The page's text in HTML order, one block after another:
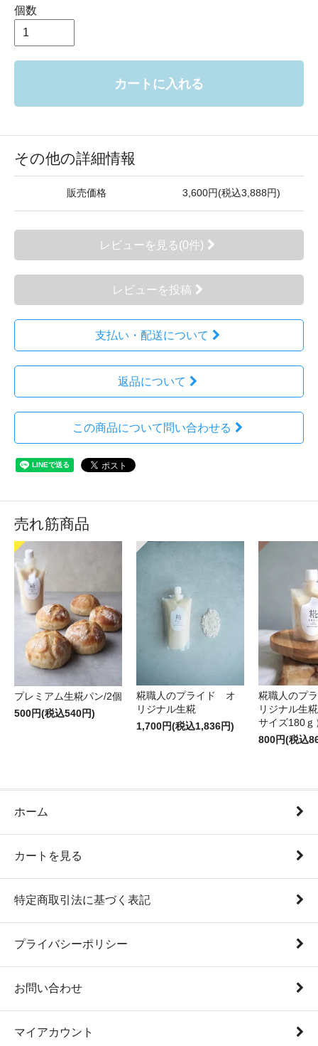
個数
カートに入れる
その他の詳細情報
販売価格 3,600円(税込3,888円)
レビューを見る(0件)
レビューを投稿
支払い・配送について
返品について
この商品について問い合わせる
売れ筋商品
プレミアム生糀パン/2個
500円(税込540円)
糀職人のプライド オ
リジナル生糀
1,700円(税込1,836円)
糀職人のプ
リジナル生
サイズ180ｇ
800円(税込
ホーム
カートを見る
特定商取引法に基づく表記
プライバシーポリシー
お問い合わせ
マイアカウント